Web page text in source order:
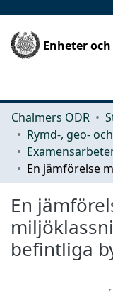
Enheter
Chalmers ODR
En
befintliga